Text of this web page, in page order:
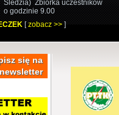
Śledzia) Zbiórka uczestników
o godzinie 9.00
[zobacz >>]
się na
newsletter